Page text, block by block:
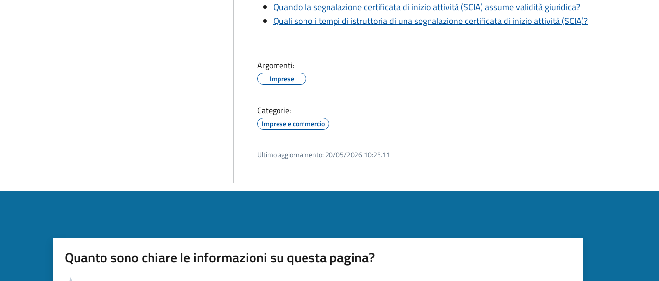
Quando la segnalazione certificata di inizio attività (SCIA) assume validità giuridica?
Quali sono i tempi di istruttoria di una segnalazione certificata di inizio attività (SCIA)?
Argomenti:
Imprese
Categorie:
Imprese e commercio
Ultimo aggiornamento: 20/05/2026 10:25.11
Quanto sono chiare le informazioni su questa pagina?
Valutazione